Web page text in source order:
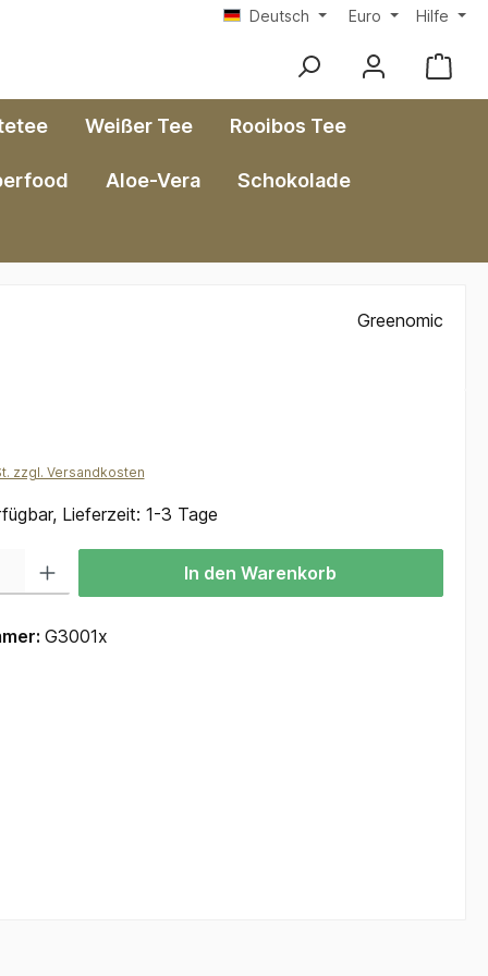
Deutsch Euro Hilfe
Weißer Tee Rooibos Tee
Aloe-Vera Schokolade
Greenomic
zzgl. Versandkosten
Lieferzeit: 1-3 Tage
In den Warenkorb
G3001x